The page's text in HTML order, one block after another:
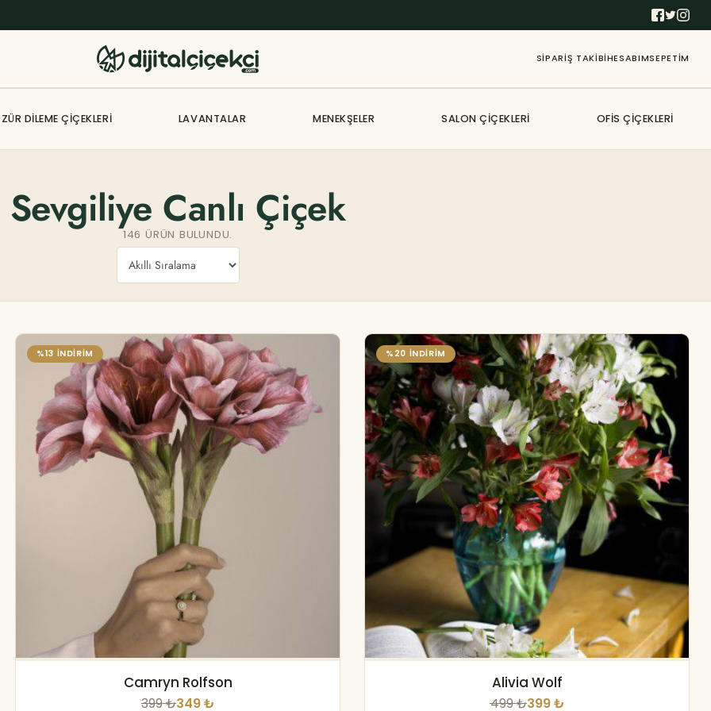
SIPARIŞ TAKIBIHESABIMSEPETIM
DILEME ÇIÇEKLERI LAVANTALAR MENEKŞELER SALON ÇIÇEKLERI OFIS ÇIÇEKLERI
146 ÜRÜN BULUNDU.
Sevgiliye Canlı Çiçek
%13 İNDİRİM
Camryn Rolfson
399 ₺349 ₺
%20 İNDİRİM
Alivia Wolf
499 ₺399 ₺